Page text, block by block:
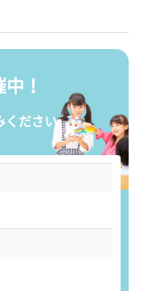
！
ください。